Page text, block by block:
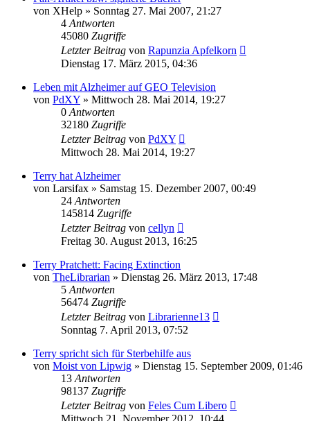
von XHelp » Sonntag 27. Mai 2007, 21:27
4 Antworten
45080 Zugriffe
Letzter Beitrag von Rapunzia Apfelkorn
Dienstag 17. März 2015, 04:36
Leben mit Alzheimer auf GEO Television
von PdXY » Mittwoch 28. Mai 2014, 19:27
0 Antworten
32180 Zugriffe
Letzter Beitrag von PdXY
Mittwoch 28. Mai 2014, 19:27
Terry hat Alzheimer
von Larsifax » Samstag 15. Dezember 2007, 00:49
24 Antworten
145814 Zugriffe
Letzter Beitrag von cellyn
Freitag 30. August 2013, 16:25
Terry Pratchett: Facing Extinction
von TheLibrarian » Dienstag 26. März 2013, 17:48
5 Antworten
56474 Zugriffe
Letzter Beitrag von Librarienne13
Sonntag 7. April 2013, 07:52
Terry spricht sich für Sterbehilfe aus
von Moist von Lipwig » Dienstag 15. September 2009, 01:46
13 Antworten
98137 Zugriffe
Letzter Beitrag von Feles Cum Libero
Mittwoch 21. November 2012, 10:44